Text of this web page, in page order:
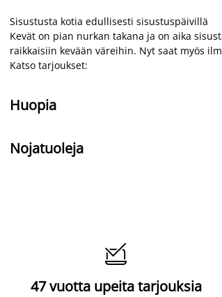
Sisustusta kotia edullisesti sisustuspäivillä
Kevät on pian nurkan takana ja on aika
raikkaisiin kevään väreihin. Nyt saat myös
Katso tarjoukset:
Huopia
Nojatuoleja

47 vuotta upeita tarjouksia